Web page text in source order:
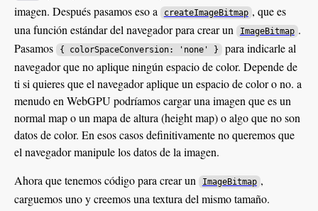
imagen. Después pasamos eso a
createImageBitmap , que es
una función estándar del navegador para crear un
ImageBitmap .
Pasamos
{ colorSpaceConversion: 'none' } para indicarle al
navegador que no aplique ningún espacio de color. Depende de
ti si quieres que el navegador aplique un espacio de color o no. a
menudo en WebGPU podríamos cargar una imagen que es un
normal map o un mapa de altura (height map) o algo que no son
datos de color. En esos casos definitivamente no queremos que
el navegador manipule los datos de la imagen.
Ahora que tenemos código para crear un
ImageBitmap ,
carguemos uno y creemos una textura del mismo tamaño.